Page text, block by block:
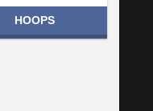
HOOPS